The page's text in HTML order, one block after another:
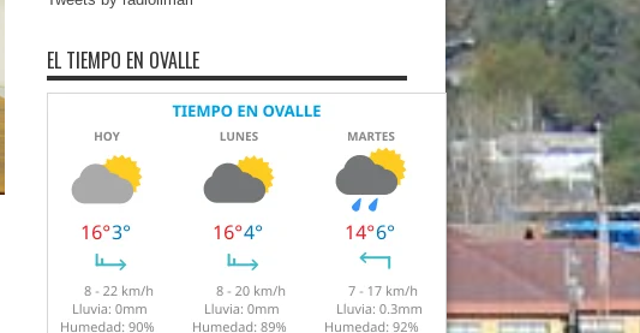
EL TIEMPO EN OVALLE